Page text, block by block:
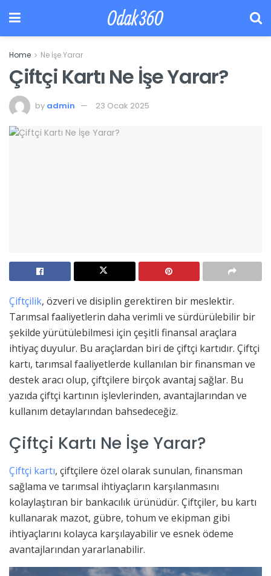
Odak360
Home Ne İşe Yarar
Çiftçi Kartı Ne İşe Yarar?
by admin 23 Ocak 2025
Çiftçilik, özveri ve disiplin gerektiren bir meslektir.
Tarımsal faaliyetlerin daha verimli ve sürdürülebilir bir
şekilde yürütülebilmesi için çeşitli finansal araçlara
ihtiyaç duyulur. Bu araçlardan biri de çiftçi kartıdır. Çiftçi
kartı, tarımsal faaliyetlerde kullanılan bir finansman ve
destek aracı olup, çiftçilere birçok avantaj sağlar. Bu
yazıda çiftçi kartının işlevlerinden, avantajlarından ve
kullanım detaylarından bahsedeceğiz.
Çiftçi Kartı Ne İşe Yarar?
Çiftçi kartı, çiftçilere özel olarak sunulan, finansman
sağlama ve tarımsal ihtiyaçların karşılanmasını
kolaylaştıran bir bankacılık ürünüdür. Çiftçiler, bu kartı
kullanarak mazot, gübre, tohum ve ekipman gibi
ihtiyaçlarını kolayca karşılayabilir ve esnek ödeme
avantajlarından yararlanabilir.